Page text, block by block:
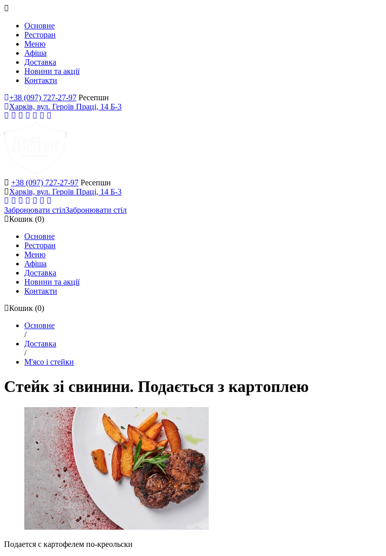
Основне
Ресторан
Меню
Афіша
Доставка
Новини та акції
Контакти
+38 (097) 727-27-97 Ресепшн
Харків, вул. Героїв Праці, 14 Б-3
+38 (097) 727-27-97 Ресепшн
Харків, вул. Героїв Праці, 14 Б-3
Забронювати стілЗабронювати стіл
Кошик (0)
Основне
Ресторан
Меню
Афіша
Доставка
Новини та акції
Контакти
Кошик (0)
Основне
/
Доставка
/
М'ясо і стейки
Стейк зі свинини. Подається з картоплею
Подается с картофелем по-креольски